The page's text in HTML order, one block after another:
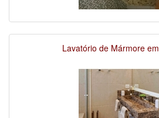
Lavatório de Mármore